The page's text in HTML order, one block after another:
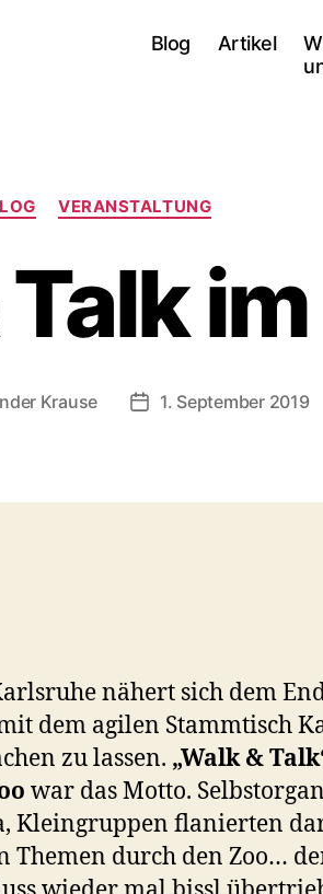
Blog Artikel
Kategorien
VERANSTALTUNG
Krause 1. September 2019
nähert sich dem
dem agilen Stammtisch
zu lassen. „Walk &
war das Motto.
Kleingruppen flanierten
Themen durch den Zoo…